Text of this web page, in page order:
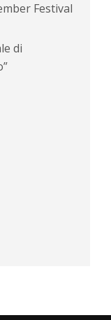
Festival
di